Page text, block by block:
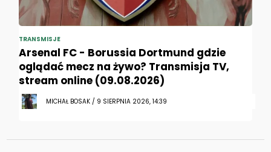
TRANSMISJE
Arsenal FC - Borussia Dortmund gdzie
oglądać mecz na żywo? Transmisja TV,
stream online (09.08.2026)
MICHAŁ BOSAK / 9 SIERPNIA 2026, 14:39